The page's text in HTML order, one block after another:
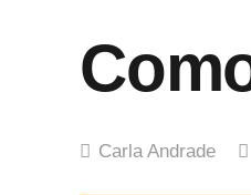
Carla Andrade